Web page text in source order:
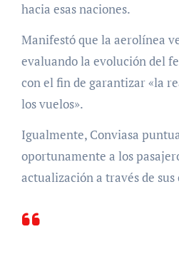
hacia esas naciones.
Manifestó que la aerolínea
evaluando la evolución del
con el fin de garantizar «la
los vuelos».
Igualmente, Conviasa
oportunamente a los
actualización a través de